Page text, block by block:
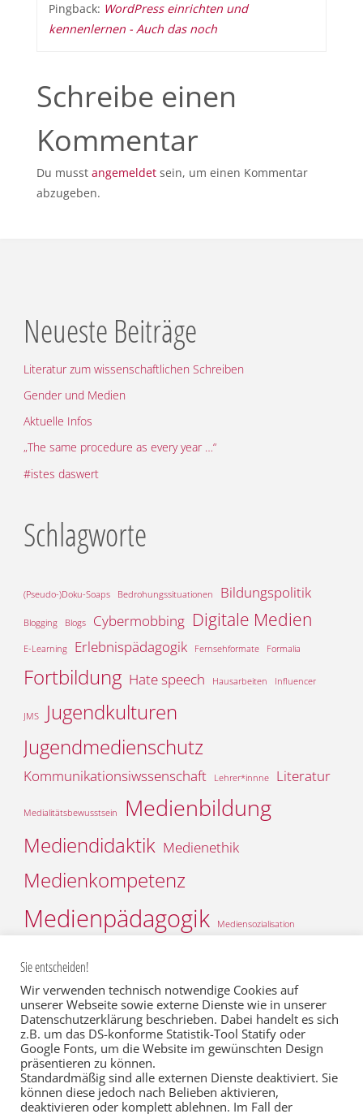
Pingback: WordPress einrichten und
kennenlernen - Auch das noch
Schreibe einen
Kommentar
Du musst angemeldetsein, um einen Kommentar
abzugeben.
Neueste Beiträge
Literatur zum wissenschaftlichen Schreiben
Gender und Medien
Aktuelle Infos
„The same procedure as every year …“
#istes daswert
Schlagworte
(Pseudo-)Doku-Soaps Bedrohungssituationen Bildungspolitik
Blogging Blogs Cybermobbing Digitale Medien
E-Learning Erlebnispädagogik Fernsehformate Formalia
Fortbildung Hate speech Hausarbeiten Influencer
JMS
Jugendkulturen
Jugendmedienschutz
Kommunikationsiwssenschaft Lehrer*innne Literatur
Medialitätsbewusstsein Medienbildung
Mediendidaktik Medienethik
Medienkompetenz
Medienpädagogik Mediensozialisation
Praxis
Social Media Theorie Thesis Video Web 2.0 Werte
Wertediskurs Öffentlichkeitsarbeit
Sie entscheiden!
Wir verwenden technisch notwendige Cookies auf
unserer Webseite sowie externe Dienste wie in unserer
Datenschutzerklärung beschrieben. Dabei handelt es sich
z.B. um das DS-konforme Statistik-Tool Statify oder
Google Fonts, um die Website im gewünschten Design
präsentieren zu können.
Standardmäßig sind alle externen Dienste deaktiviert. Sie
können diese jedoch nach Belieben aktivieren,
deaktivieren oder komplett ablehnen. Im Fall der